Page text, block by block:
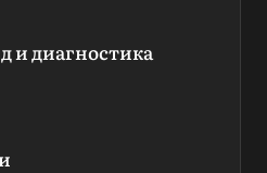
и диагностика